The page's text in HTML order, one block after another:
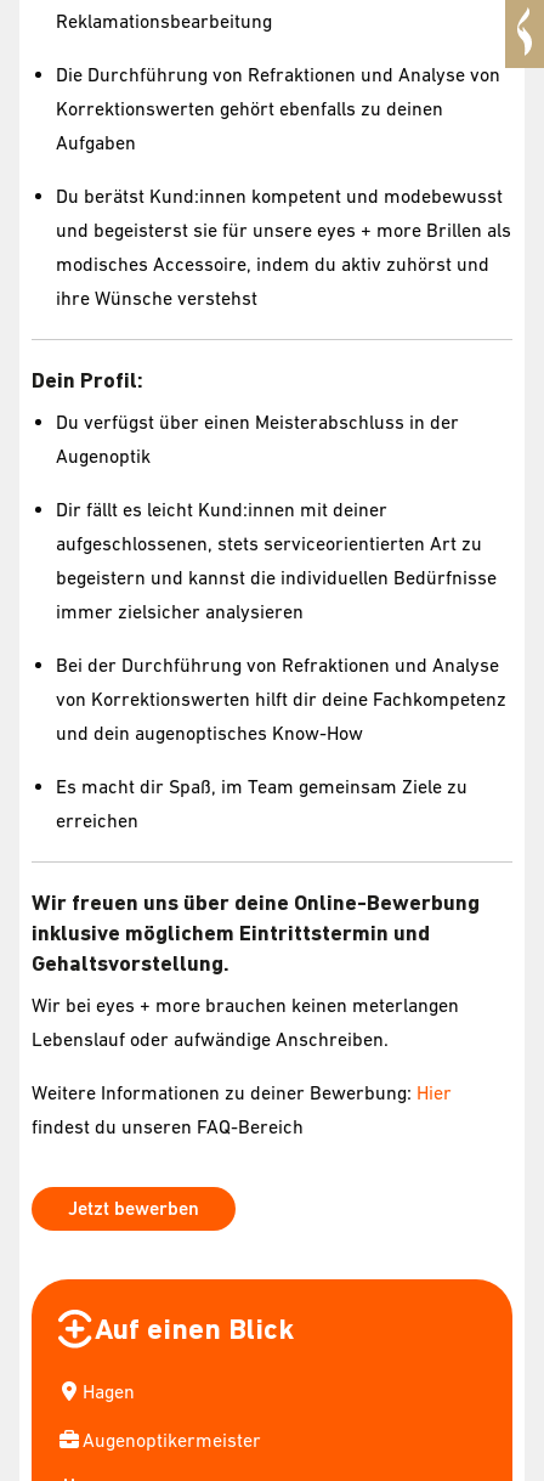
Reklamationsbearbeitung
Die Durchführung von Refraktionen und Analyse von
Korrektionswerten gehört ebenfalls zu deinen
Aufgaben
Du berätst Kund:innen kompetent und modebewusst
und begeisterst sie für unsere eyes + more Brillen als
modisches Accessoire, indem du aktiv zuhörst und
ihre Wünsche verstehst
Dein Profil:
Du verfügst über einen Meisterabschluss in der
Augenoptik
Dir fällt es leicht Kund:innen mit deiner
aufgeschlossenen, stets serviceorientierten Art zu
begeistern und kannst die individuellen Bedürfnisse
immer zielsicher analysieren
Bei der Durchführung von Refraktionen und Analyse
von Korrektionswerten hilft dir deine Fachkompetenz
und dein augenoptisches Know-How
Es macht dir Spaß, im Team gemeinsam Ziele zu
erreichen
Wir freuen uns über deine Online-Bewerbung
inklusive möglichem Eintrittstermin und
Gehaltsvorstellung.
Wir bei eyes + more brauchen keinen meterlangen
Lebenslauf oder aufwändige Anschreiben.
Weitere Informationen zu deiner Bewerbung: Hier
findest du unseren FAQ-Bereich
Jetzt bewerben
Auf einen Blick
Hagen
Augenoptikermeister